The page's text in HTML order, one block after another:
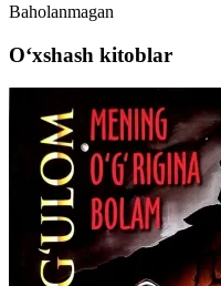
Baholanmagan
Oʻxshash kitoblar